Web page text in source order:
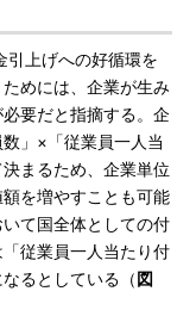
上げへの好循環を
めには、企業が生み
要だと指摘する。企
」×「従業員一人当
まるため、企業単位
を増やすことも可能
て国全体としての付
従業員一人当たり付
るとしている（ 図